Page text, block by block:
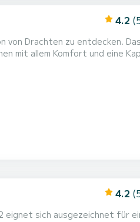
4.2
von Drachten zu entdecken.
um einen einzigartigen Urlaub
4.2
eignet sich ausgezeichnet für